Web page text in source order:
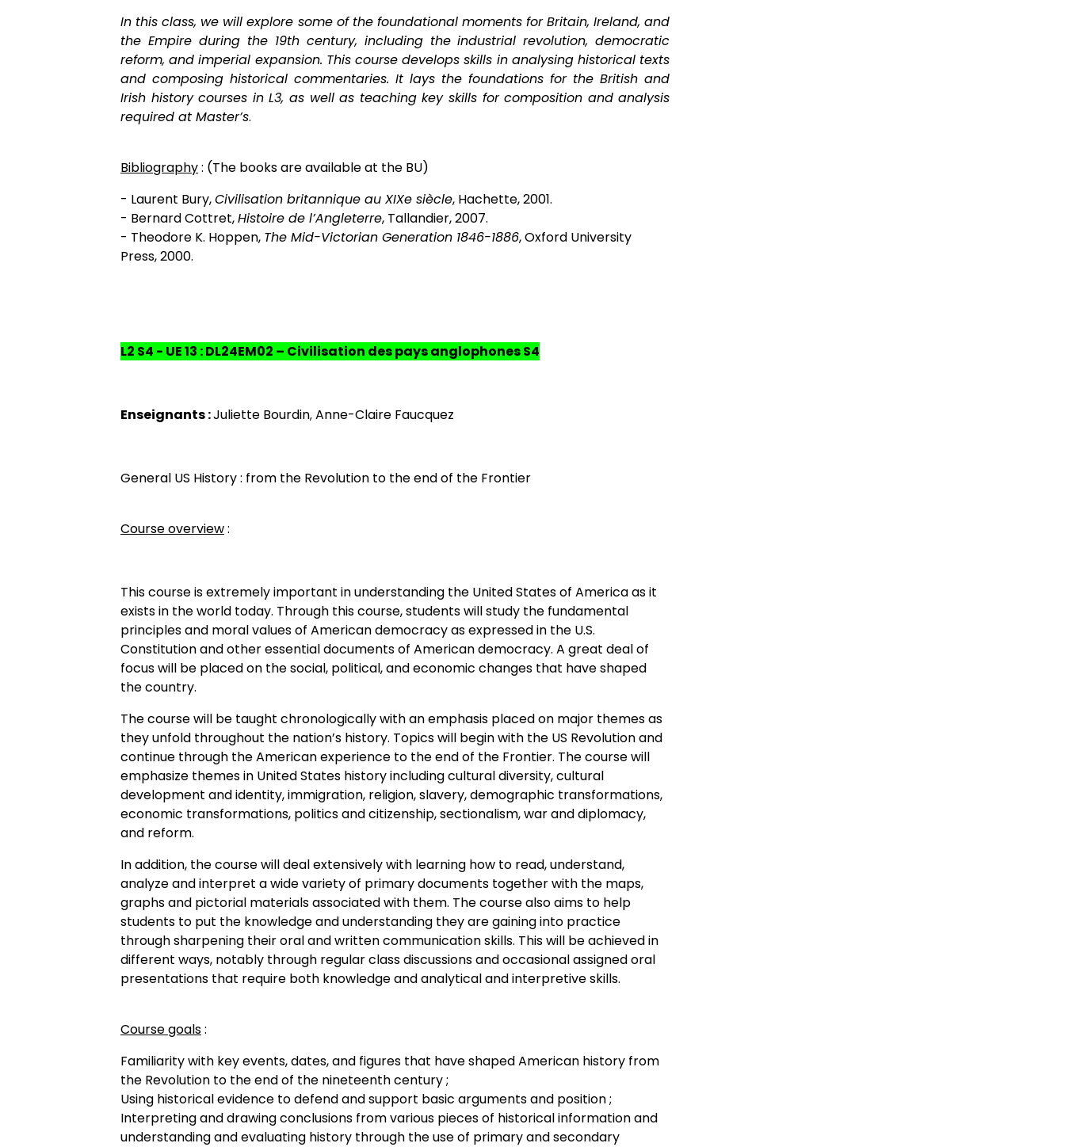
In this class, we will explore some of the foundational moments for Britain, Ireland, and
the Empire during the 19th century, including the industrial revolution, democratic
reform, and imperial expansion. This course develops skills in analysing historical texts
and composing historical commentaries. It lays the foundations for the British and
Irish history courses in L3, as well as teaching key skills for composition and analysis
required at Master’s.
Bibliography: (The books are available at the BU)
- Laurent Bury,Civilisation britannique au XIXe siècle, Hachette, 2001.
- Bernard Cottret,Histoire de l’Angleterre, Tallandier, 2007.
- Theodore K. Hoppen, The Mid-Victorian Generation 1846-1886, Oxford University
Press, 2000.
L2 S4 - UE 13 : DL24EM02 – Civilisation des pays anglophones S4
Enseignants :Juliette Bourdin, Anne-Claire Faucquez
General US History : from the Revolution to the end of the Frontier
Course overview:
This course is extremely important in understanding the United States of America as it
exists in the world today. Through this course, students will study the fundamental
principles and moral values of American democracy as expressed in the U.S.
Constitution and other essential documents of American democracy. A great deal of
focus will be placed on the social, political, and economic changes that have shaped
the country.
The course will be taught chronologically with an emphasis placed on major themes as
they unfold throughout the nation’s history. Topics will begin with the US Revolution and
continue through the American experience to the end of the Frontier. The course will
emphasize themes in United States history including cultural diversity, cultural
development and identity, immigration, religion, slavery, demographic transformations,
economic transformations, politics and citizenship, sectionalism, war and diplomacy,
and reform.
In addition, the course will deal extensively with learning how to read, understand,
analyze and interpret a wide variety of primary documents together with the maps,
graphs and pictorial materials associated with them. The course also aims to help
students to put the knowledge and understanding they are gaining into practice
through sharpening their oral and written communication skills. This will be achieved in
different ways, notably through regular class discussions and occasional assigned oral
presentations that require both knowledge and analytical and interpretive skills.
Course goals:
Familiarity with key events, dates, and figures that have shaped American history from
the Revolution to the end of the nineteenth century ;
Using historical evidence to defend and support basic arguments and position ;
Interpreting and drawing conclusions from various pieces of historical information and
understanding and evaluating history through the use of primary and secondary